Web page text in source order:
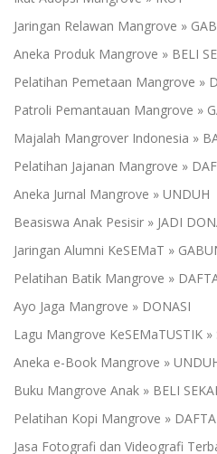
Jaringan Relawan Mangrove »
Aneka Produk Mangrove » BELI
Pelatihan Pemetaan Mangrove »
Patroli Pemantauan Mangrove »
Majalah Mangrover Indonesia »
Pelatihan Jajanan Mangrove »
Aneka Jurnal Mangrove » UNDUH
Beasiswa Anak Pesisir » JADI
Jaringan Alumni KeSEMaT »
Pelatihan Batik Mangrove »
Ayo Jaga Mangrove » DONASI
Lagu Mangrove KeSEMaTUSTIK »
Aneka e-Book Mangrove »
Buku Mangrove Anak » BELI
Pelatihan Kopi Mangrove »
Jasa Fotografi dan Videografi